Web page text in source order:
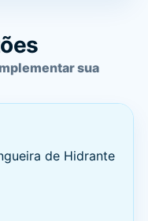
sua